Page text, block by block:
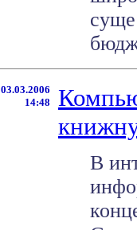
03.03.2006
14:48
В